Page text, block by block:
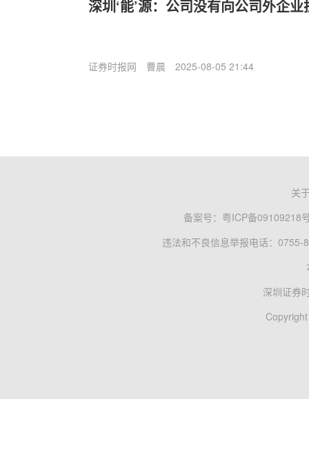
深圳‘能’源：公司没有向公司外企
证券时报网 曹晨 2025-08-05 21:44
关
备案号： 粤ICP备09109218
违法和不良信息举报电话：0755-
深圳证券